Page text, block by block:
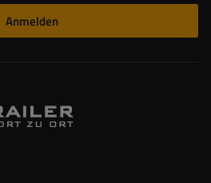
Anmelden